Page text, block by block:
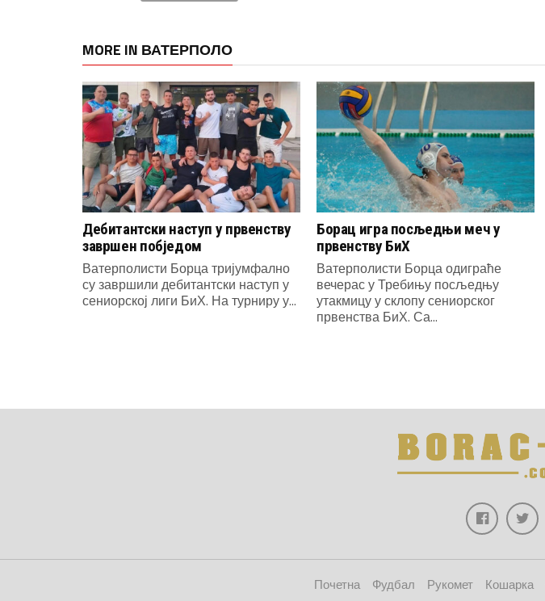
MORE IN ВАТЕРПОЛО
Дебитантски наступ у првенству
завршен побједом
Ватерполисти Борца тријумфално
су завршили дебитантски наступ у
сениорској лиги БиХ. На турниру у...
Борац игра посљедњи меч у
првенству БиХ
Ватерполисти Борца одиграће
вечерас у Требињу посљедњу
утакмицу у склопу сениорског
првенства БиХ. Са...
Почетна Фудбал Рукомет Кошарка